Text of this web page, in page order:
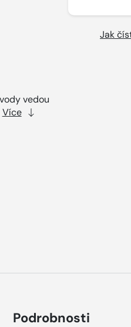
vedou
Více
Jak
Podrobnosti